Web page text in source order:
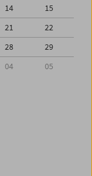
14
15
21
22
28
29
04 05